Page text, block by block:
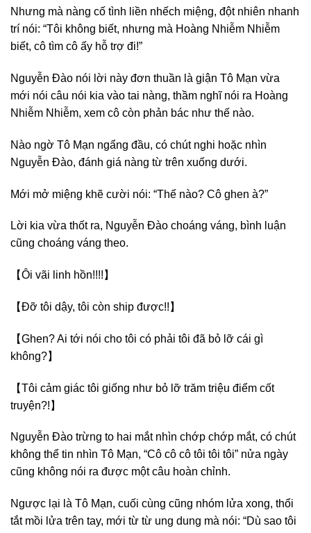
Nhưng mà nàng cố tình liền nhếch miệng, đột nhiên nhanh
trí nói: “Tôi không biết, nhưng mà Hoàng Nhiễm Nhiễm
biết, cô tìm cô ấy hỗ trợ đi!”
Nguyễn Đào nói lời này đơn thuần là giận Tô Mạn vừa
mới nói câu nói kia vào tai nàng, thầm nghĩ nói ra Hoàng
Nhiễm Nhiễm, xem cô còn phản bác như thế nào.
Nào ngờ Tô Mạn ngẩng đầu, có chút nghi hoặc nhìn
Nguyễn Đào, đánh giá nàng từ trên xuống dưới.
Mới mở miệng khẽ cười nói: “Thế nào? Cô ghen à?”
Lời kia vừa thốt ra, Nguyễn Đào choáng váng, bình luận
cũng choáng váng theo.
【Ôi vãi linh hồn!!!!】
【Đỡ tôi dậy, tôi còn ship được!!】
【Ghen? Ai tới nói cho tôi có phải tôi đã bỏ lỡ cái gì
không?】
【Tôi cảm giác tôi giống như bỏ lỡ trăm triệu điểm cốt
truyện?!】
Nguyễn Đào trừng to hai mắt nhìn chớp chớp mắt, có chút
không thể tin nhìn Tô Mạn, “Cô cô cô tôi tôi tôi” nửa ngày
cũng không nói ra được một câu hoàn chỉnh.
Ngược lại là Tô Mạn, cuối cùng cũng nhóm lửa xong, thổi
tắt mồi lửa trên tay, mới từ từ ung dung mà nói: “Dù sao tôi